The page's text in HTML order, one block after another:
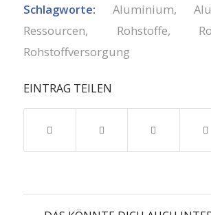
Schlagworte: Aluminium,
Ressourcen, Rohstoffe,
Rohstoffversorgung
EINTRAG TEILEN